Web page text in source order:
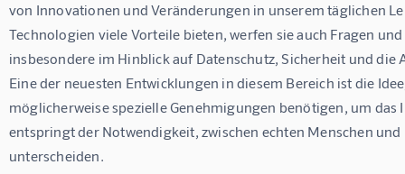
von Innovationen und Veränderungen in unserem täglichen
Technologien viele Vorteile bieten, werfen sie auch Fragen
insbesondere im Hinblick auf Datenschutz, Sicherheit und
Eine der neuesten Entwicklungen in diesem Bereich ist die
möglicherweise spezielle Genehmigungen benötigen, um das
entspringt der Notwendigkeit, zwischen echten Menschen
unterscheiden.